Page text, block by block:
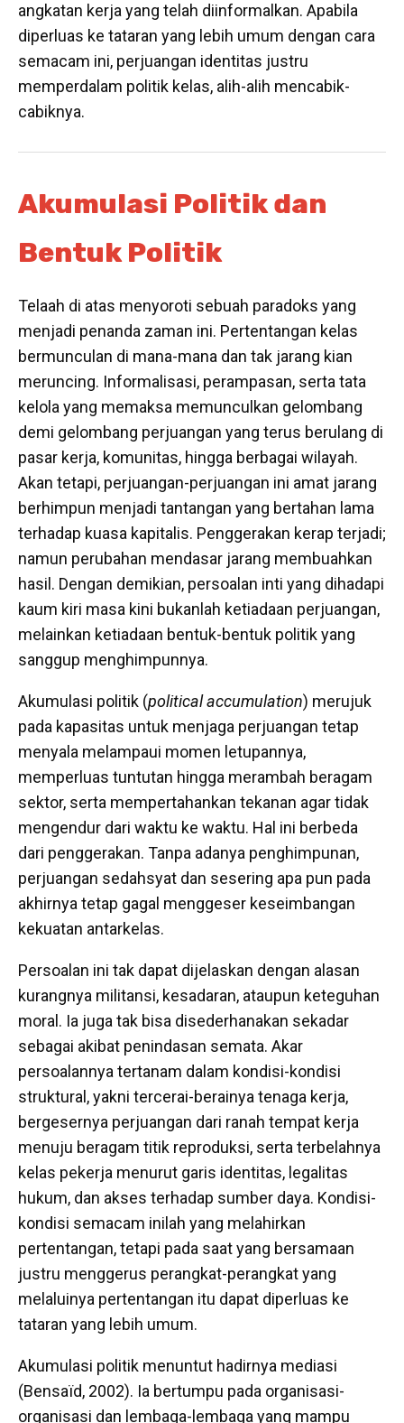
angkatan kerja yang telah diinformalkan. Apabila
diperluas ke tataran yang lebih umum dengan cara
semacam ini, perjuangan identitas justru
memperdalam politik kelas, alih-alih mencabik-
cabiknya.
Akumulasi Politik dan
Bentuk Politik
Telaah di atas menyoroti sebuah paradoks yang
menjadi penanda zaman ini. Pertentangan kelas
bermunculan di mana-mana dan tak jarang kian
meruncing. Informalisasi, perampasan, serta tata
kelola yang memaksa memunculkan gelombang
demi gelombang perjuangan yang terus berulang di
pasar kerja, komunitas, hingga berbagai wilayah.
Akan tetapi, perjuangan-perjuangan ini amat jarang
berhimpun menjadi tantangan yang bertahan lama
terhadap kuasa kapitalis. Penggerakan kerap terjadi;
namun perubahan mendasar jarang membuahkan
hasil. Dengan demikian, persoalan inti yang dihadapi
kaum kiri masa kini bukanlah ketiadaan perjuangan,
melainkan ketiadaan bentuk-bentuk politik yang
sanggup menghimpunnya.
Akumulasi politik (political accumulation) merujuk
pada kapasitas untuk menjaga perjuangan tetap
menyala melampaui momen letupannya,
memperluas tuntutan hingga merambah beragam
sektor, serta mempertahankan tekanan agar tidak
mengendur dari waktu ke waktu. Hal ini berbeda
dari penggerakan. Tanpa adanya penghimpunan,
perjuangan sedahsyat dan sesering apa pun pada
akhirnya tetap gagal menggeser keseimbangan
kekuatan antarkelas.
Persoalan ini tak dapat dijelaskan dengan alasan
kurangnya militansi, kesadaran, ataupun keteguhan
moral. Ia juga tak bisa disederhanakan sekadar
sebagai akibat penindasan semata. Akar
persoalannya tertanam dalam kondisi-kondisi
struktural, yakni tercerai-berainya tenaga kerja,
bergesernya perjuangan dari ranah tempat kerja
menuju beragam titik reproduksi, serta terbelahnya
kelas pekerja menurut garis identitas, legalitas
hukum, dan akses terhadap sumber daya. Kondisi-
kondisi semacam inilah yang melahirkan
pertentangan, tetapi pada saat yang bersamaan
justru menggerus perangkat-perangkat yang
melaluinya pertentangan itu dapat diperluas ke
tataran yang lebih umum.
Akumulasi politik menuntut hadirnya mediasi
(Bensaïd, 2002). Ia bertumpu pada organisasi-
organisasi dan lembaga-lembaga yang mampu